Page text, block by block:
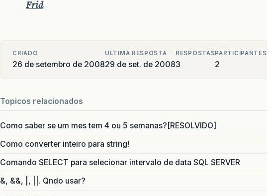
Frid
CRIADO
26 de setembro de 2008
ULTIMA RESPOSTA
29 de set. de 2008
RESPOSTAS
3
PARTICIPANTES
2
Topicos relacionados
Como saber se um mes tem 4 ou 5 semanas?[RESOLVIDO]
Como converter inteiro para string!
Comando SELECT para selecionar intervalo de data SQL SERVER
&, &&, |, ||. Qndo usar?